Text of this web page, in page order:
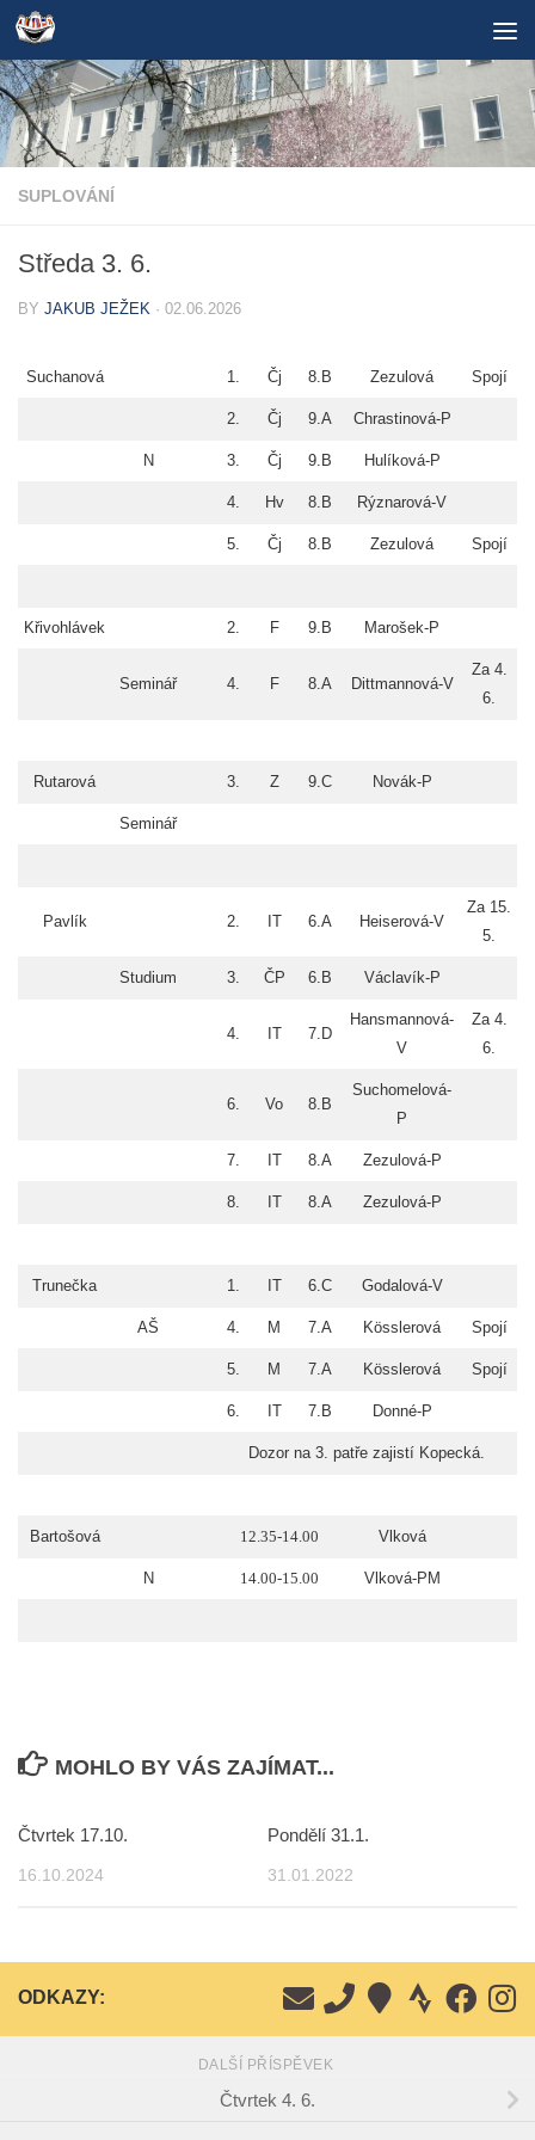
Skip to content
SUPLOVÁNÍ
Středa 3. 6.
BY JAKUB JEŽEK · 02.06.2026
Suchanová 1. Čj 8.B Zezulová Spojí
2. Čj 9.A Chrastinová-P
N 3. Čj 9.B Hulíková-P
4. Hv 8.B Rýznarová-V
5. Čj 8.B Zezulová Spojí
Křivohlávek 2. F 9.B Marošek-P
Seminář 4. F 8.A Dittmannová-V
Za 4.
6.
Rutarová 3. Z 9.C Novák-P
Seminář
Pavlík 2. IT 6.A Heiserová-V
Za 15.
5.
Studium 3. ČP 6.B Václavík-P
4. IT 7.D
Hansmannová-
V
Za 4.
6.
6. Vo 8.B
Suchomelová-
P
7. IT 8.A Zezulová-P
8. IT 8.A Zezulová-P
Trunečka 1. IT 6.C Godalová-V
AŠ 4. M 7.A Kösslerová Spojí
5. M 7.A Kösslerová Spojí
6. IT 7.B Donné-P
Dozor na 3. patře zajistí Kopecká.
Bartošová 12.35-14.00 Vlková
N 14.00-15.00 Vlková-PM
MOHLO BY VÁS ZAJÍMAT...
Čtvrtek 17.10.
16.10.2024
Pondělí 31.1.
31.01.2022
ODKAZY:
DALŠÍ PŘÍSPĚVEK
Čtvrtek 4. 6.